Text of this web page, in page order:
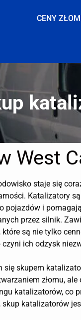
CENY
West
staje się
Katalizatory są
pojazdów i pomagają
przez silnik.
są nie tylko
ich odzysk
się skupem
złomu, ale
katalizatorów, co
katalizatorów